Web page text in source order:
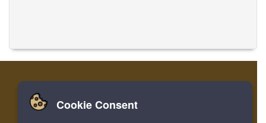
家 登录 寄存器
Cookie Consent